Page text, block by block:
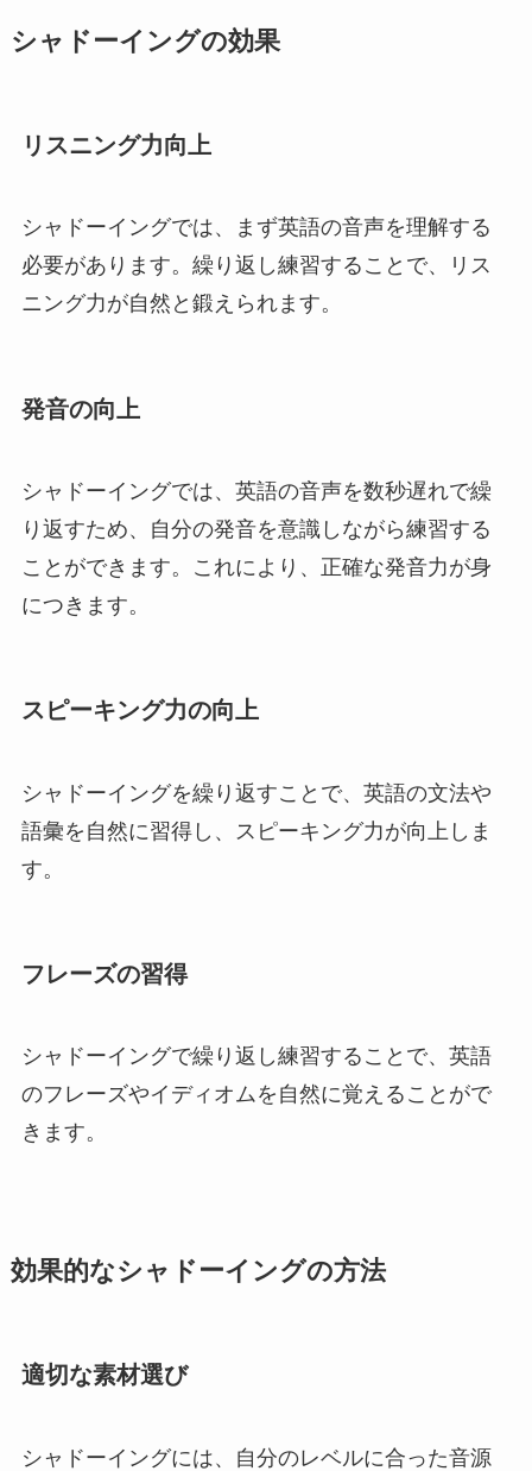
シャドーイングの効果
リスニング力向上
シャドーイングでは、まず英語の音声を理解する
必要があります。繰り返し練習することで、リス
ニング力が自然と鍛えられます。
発音の向上
シャドーイングでは、英語の音声を数秒遅れで繰
り返すため、自分の発音を意識しながら練習する
ことができます。これにより、正確な発音力が身
につきます。
スピーキング力の向上
シャドーイングを繰り返すことで、英語の文法や
語彙を自然に習得し、スピーキング力が向上しま
す。
フレーズの習得
シャドーイングで繰り返し練習することで、英語
のフレーズやイディオムを自然に覚えることがで
きます。
効果的なシャドーイングの方法
適切な素材選び
シャドーイングには、自分のレベルに合った音源